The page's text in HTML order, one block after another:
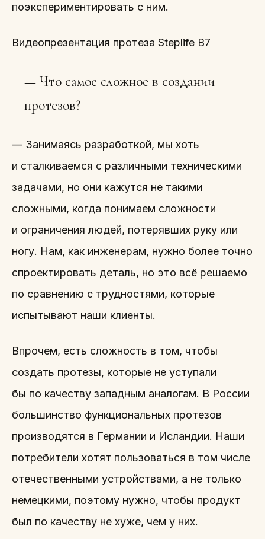
поэкспериментировать с ним.
Видеопрезентация протеза Steplife B7
— Что самое сложное в создании
протезов?
— Занимаясь разработкой, мы хоть
и сталкиваемся с различными техническими
задачами, но они кажутся не такими
сложными, когда понимаем сложности
и ограничения людей, потерявших руку или
ногу. Нам, как инженерам, нужно более точно
спроектировать деталь, но это всё решаемо
по сравнению с трудностями, которые
испытывают наши клиенты.
Впрочем, есть сложность в том, чтобы
создать протезы, которые не уступали
бы по качеству западным аналогам. В России
большинство функциональных протезов
производятся в Германии и Исландии. Наши
потребители хотят пользоваться в том числе
отечественными устройствами, а не только
немецкими, поэтому нужно, чтобы продукт
был по качеству не хуже, чем у них.